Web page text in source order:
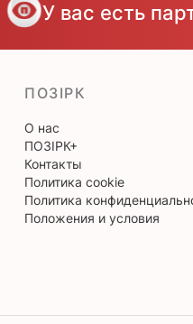
У вас есть
ПОЗІРК
О нас
ПОЗІРК+
Контакты
Политика cookie
Политика
Положения и условия